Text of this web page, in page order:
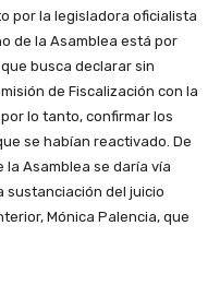
por la legisladora oficialista
de la Asamblea está por
busca declarar sin
de Fiscalización con la
lo tanto, confirmar los
se habían reactivado. De
Asamblea se daría vía
sustanciación del juicio
Mónica Palencia, que